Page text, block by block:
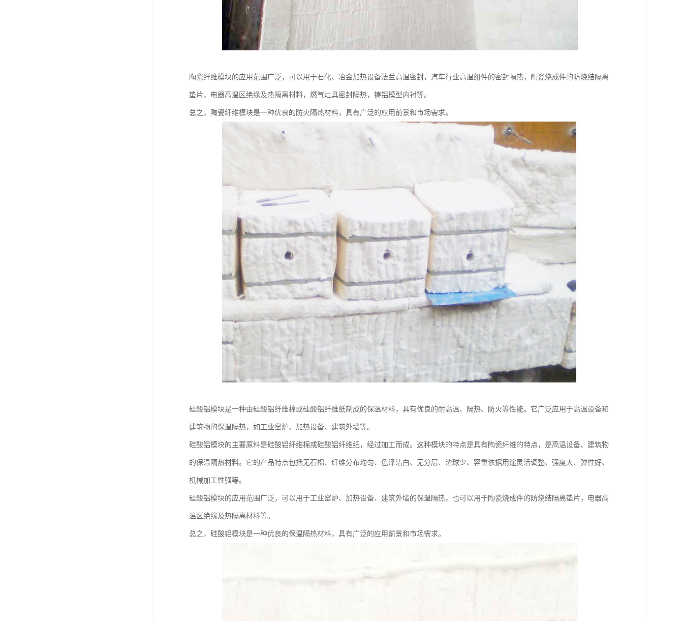
陶瓷纤维模块的应用范围广泛，可以用于石化、冶金加热设备法兰高温密封，汽车行业高温组件的密封隔热，陶瓷烧成件的防烧结隔离
垫片，电器高温区绝缘及热隔离材料，燃气灶具密封隔热，铸铝模型内衬等。
总之，陶瓷纤维模块是一种优良的防火隔热材料，具有广泛的应用前景和市场需求。
硅酸铝模块是一种由硅酸铝纤维棉或硅酸铝纤维纸制成的保温材料，具有优良的耐高温、隔热、防火等性能。它广泛应用于高温设备和
建筑物的保温隔热，如工业窑炉、加热设备、建筑外墙等。
硅酸铝模块的主要原料是硅酸铝纤维棉或硅酸铝纤维纸，经过加工而成。这种模块的特点是具有陶瓷纤维的特点，是高温设备、建筑物
的保温隔热材料。它的产品特点包括无石棉、纤维分布均匀、色泽洁白、无分层、渣球少、容重依据用途灵活调整、强度大、弹性好、
机械加工性强等。
硅酸铝模块的应用范围广泛，可以用于工业窑炉、加热设备、建筑外墙的保温隔热，也可以用于陶瓷烧成件的防烧结隔离垫片，电器高
温区绝缘及热隔离材料等。
总之，硅酸铝模块是一种优良的保温隔热材料，具有广泛的应用前景和市场需求。